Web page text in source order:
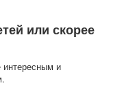
или скорее
интересным и